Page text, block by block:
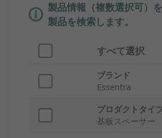
製品情報（複数選択可）
製品を検索します。
すべて選択
ブランド
Essentra
プロダクトタイ
基板スペーサー